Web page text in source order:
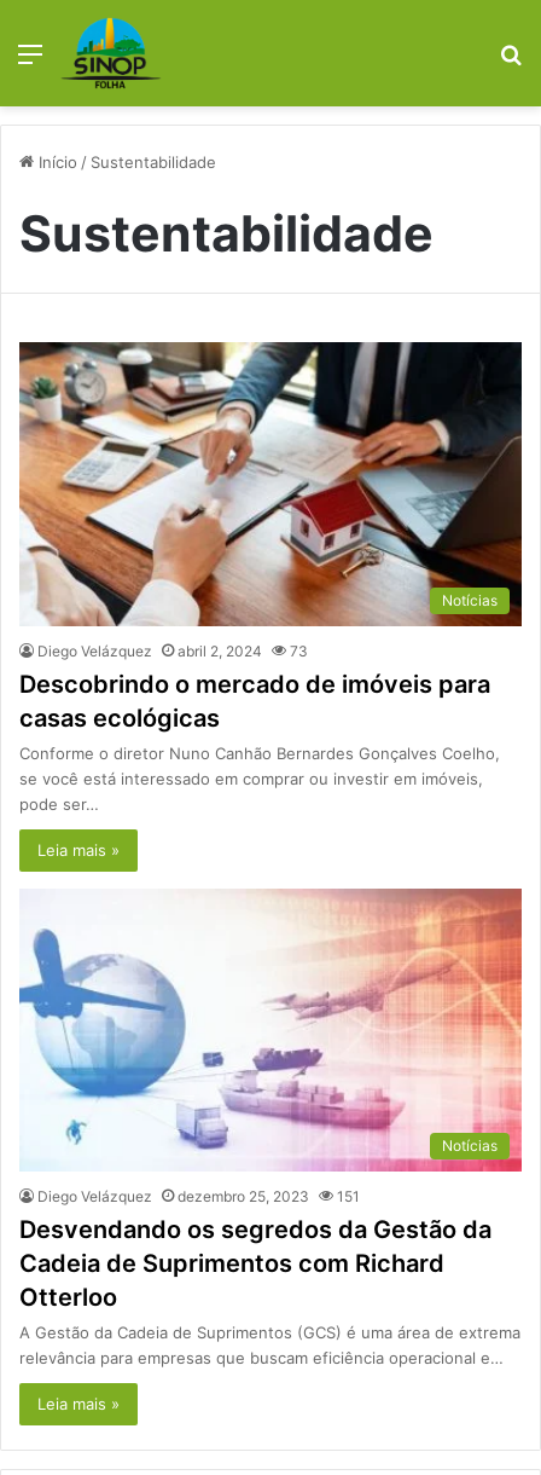
Menu
Início / Sustentabilidade
Sustentabilidade
Notícias
Diego Velázquez abril 2, 2024 73
Descobrindo o mercado de imóveis para
casas ecológicas
Conforme o diretor Nuno Canhão Bernardes Gonçalves Coelho,
se você está interessado em comprar ou investir em imóveis,
pode ser…
Leia mais »
Notícias
Diego Velázquez dezembro 25, 2023 151
Desvendando os segredos da Gestão da
Cadeia de Suprimentos com Richard
Otterloo
A Gestão da Cadeia de Suprimentos (GCS) é uma área de extrema
relevância para empresas que buscam eficiência operacional e…
Leia mais »